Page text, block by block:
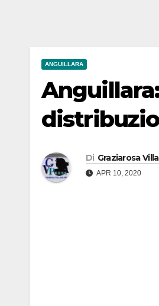
ANGUILLARA
Di Graziarosa
APR 10, 2020